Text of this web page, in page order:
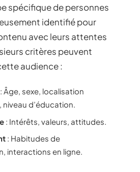
spécifique de personnes
identifié pour
avec leurs attentes
critères peuvent
audience :
: Âge, sexe, localisation
d’éducation.
: Intérêts, valeurs, attitudes.
: Habitudes de
interactions en ligne.